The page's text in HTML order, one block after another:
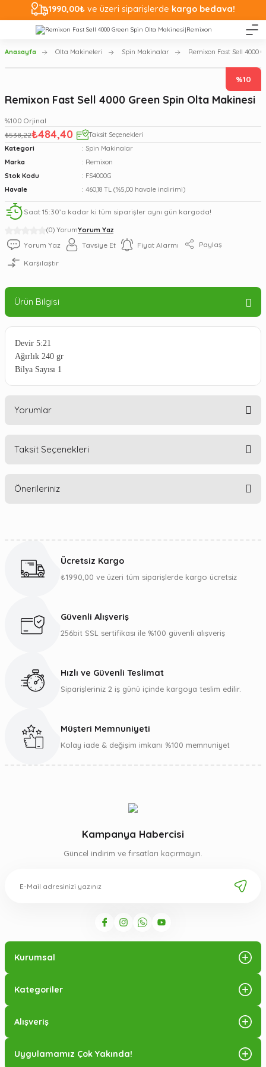
1990,00₺ ve üzeri siparişlerde kargo bedava!
Anasayfa Olta Makineleri Spin Makinalar Remixon Fast Sell 4000
%10
(0) YorumYorum Yaz
Remixon Fast Sell 4000 Green Spin Olta Makinesi
%100 Orjinal
₺538,22₺484,40
Taksit Seçenekleri
Kategori
Spin Makinalar
Marka
Remixon
Stok Kodu
FS4000G
Havale
460,18 TL (%5,00 havale indirimi)
Saat 15:30’a kadar ki tüm siparişler aynı gün kargoda!
Yorum Yaz Tavsiye Et Fiyat Alarmı Paylaş
Karşılaştır
Ürün Bilgisi
Devir 5:21
Ağırlık 240 gr
Bilya Sayısı 1
Yorumlar
Taksit Seçenekleri
Önerileriniz
Görüş ve önerileriniz için teşekkür ederiz.
Ürün bilgilerinde hatalar bulunuyor.
Gönder
Ücretsiz Kargo
₺1990,00 ve üzeri tüm siparişlerde kargo ücretsiz
Güvenli Alışveriş
256bit SSL sertifikası ile %100 güvenli alışveriş
Hızlı ve Güvenli Teslimat
Siparişleriniz 2 iş günü içinde kargoya teslim edilir.
Müşteri Memnuniyeti
Kolay iade & değişim imkanı %100 memnuniyet
Kampanya Habercisi
Güncel indirim ve fırsatları kaçırmayın.
Kurumsal
Kategoriler
Alışveriş
Uygulamamız Çok Yakında!